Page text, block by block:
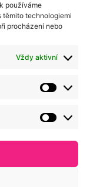
používáme
těmito technologiemi
procházení nebo
Vždy aktivní